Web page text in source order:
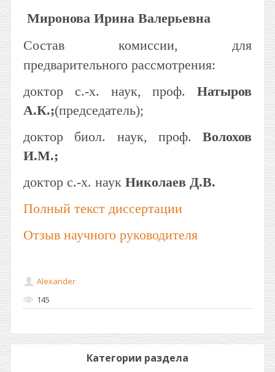
Миронова Ирина Валерьевна
Состав комиссии, для
предварительного рассмотрения:
доктор с.-х. наук, проф. Натыров
А.К.;(председатель);
доктор биол. наук, проф. Волохов
И.М.;
доктор с.-х. наук Николаев Д.В.
Полный текст диссертации
Отзыв научного руководителя
Alexander
145
Категории раздела